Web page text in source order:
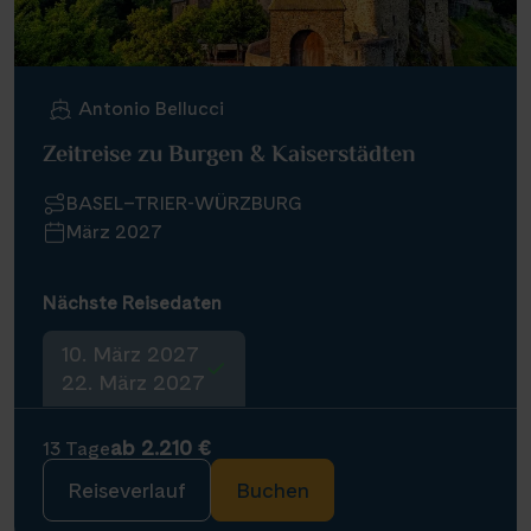
Antonio Bellucci
Zeitreise zu Burgen & Kaiserstädten
BASEL–TRIER-WÜRZBURG
März 2027
Nächste Reisedaten
10. März 2027
22. März 2027
13 Tageab 2.210 €
Reiseverlauf
Buchen